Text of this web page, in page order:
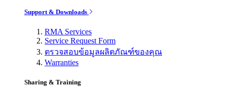
Support & Downloads
RMA Services
Service Request Form
ตรวจสอบข้อมูลผลิตภัณฑ์ของคุณ
Warranties
Sharing & Training